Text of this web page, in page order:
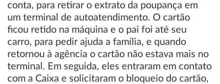
conta, para retirar o extrato da poupança em
um terminal de autoatendimento. O cartão
ficou retido na máquina e o pai foi até seu
carro, para pedir ajuda a família, e quando
retornou à agência o cartão não estava mais no
terminal. Em seguida, eles entraram em contato
com a Caixa e solicitaram o bloqueio do cartão,